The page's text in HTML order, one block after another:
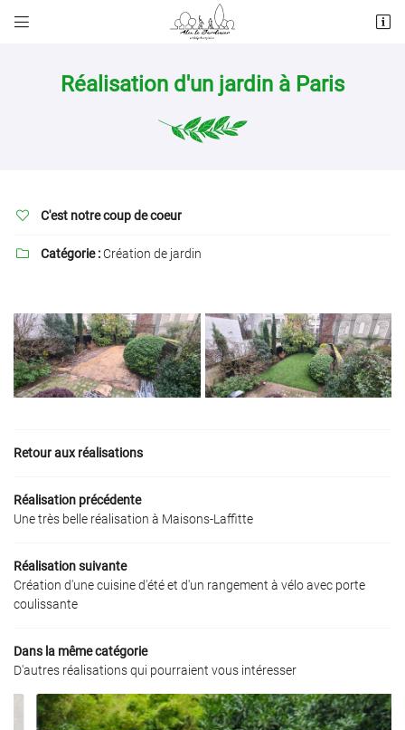

DE JARDIN
ENTRETIEN

01 70 51 95
01 70 51 95 70
 Recopier le code ci-contre
Rafraîchir le captcha
l'adresse email indiqué ci-dessus. Vous pouvez vous désinscrire à tout moment en
utilisant le formulaire de désinscription
Réalisation d'un jardin à Paris
 C'est notre coup de coeur
 Catégorie : Création de jardin
Retour aux réalisations
Réalisation précédente
Une très belle réalisation à Maisons-Laffitte
Réalisation suivante
Création d'une cuisine d'été et d'un rangement à vélo avec porte
coulissante
Dans la même catégorie
D'autres réalisations qui pourraient vous intéresser